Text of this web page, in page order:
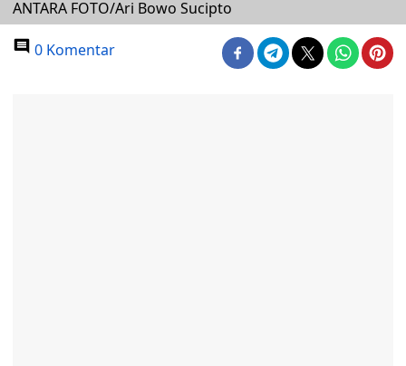
ANTARA FOTO/Ari Bowo Sucipto
0 Komentar